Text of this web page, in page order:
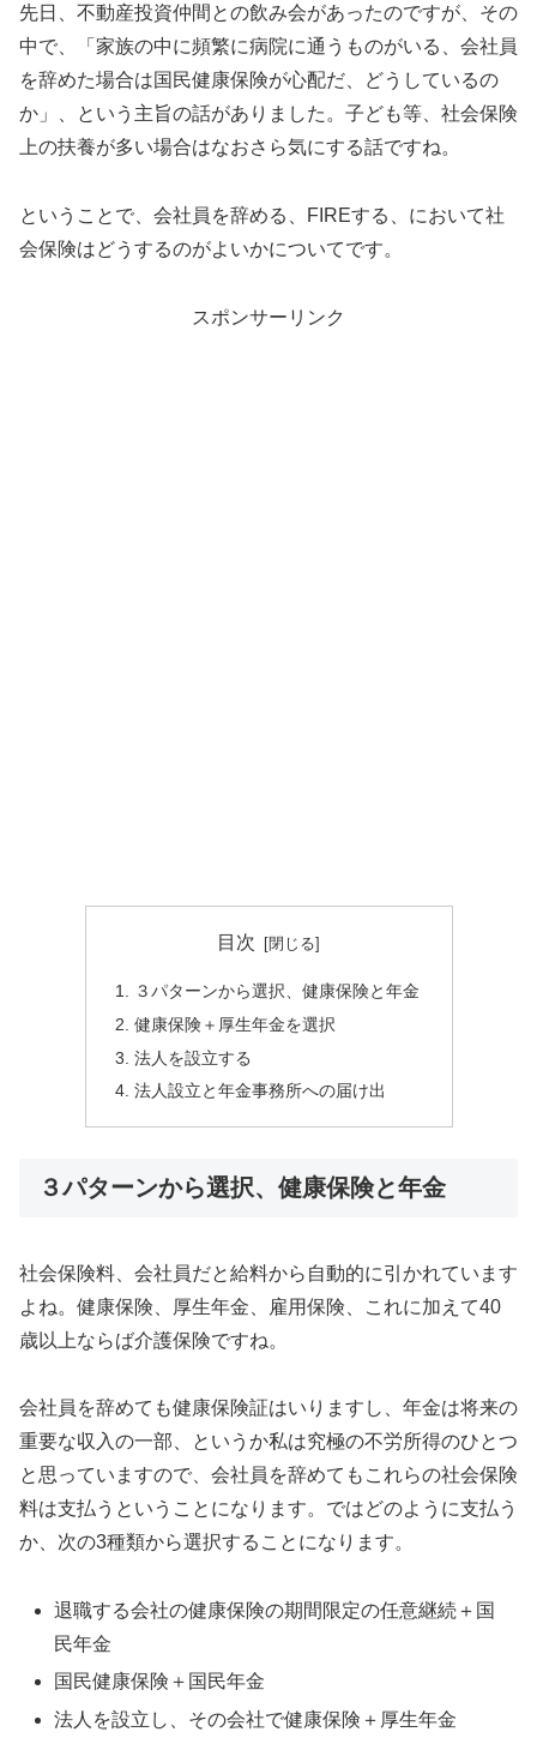
先日、不動産投資仲間との飲み会があったのですが、その
中で、「家族の中に頻繁に病院に通うものがいる、会社員
を辞めた場合は国民健康保険が心配だ、どうしているの
か」、という主旨の話がありました。子ども等、社会保険
上の扶養が多い場合はなおさら気にする話ですね。
ということで、会社員を辞める、FIREする、において社
会保険はどうするのがよいかについてです。
スポンサーリンク
目次
３パターンから選択、健康保険と年金
健康保険＋厚生年金を選択
法人を設立する
法人設立と年金事務所への届け出
３パターンから選択、健康保険と年金
社会保険料、会社員だと給料から自動的に引かれています
よね。健康保険、厚生年金、雇用保険、これに加えて40
歳以上ならば介護保険ですね。
会社員を辞めても健康保険証はいりますし、年金は将来の
重要な収入の一部、というか私は究極の不労所得のひとつ
と思っていますので、会社員を辞めてもこれらの社会保険
料は支払うということになります。ではどのように支払う
か、次の3種類から選択することになります。
退職する会社の健康保険の期間限定の任意継続＋国
民年金
国民健康保険＋国民年金
法人を設立し、その会社で健康保険＋厚生年金